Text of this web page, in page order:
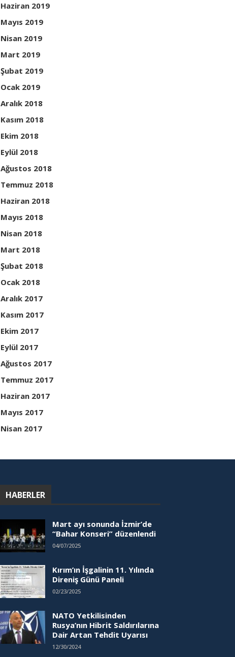
Haziran 2019
Mayıs 2019
Nisan 2019
Mart 2019
Şubat 2019
Ocak 2019
Aralık 2018
Kasım 2018
Ekim 2018
Eylül 2018
Ağustos 2018
Temmuz 2018
Haziran 2018
Mayıs 2018
Nisan 2018
Mart 2018
Şubat 2018
Ocak 2018
Aralık 2017
Kasım 2017
Ekim 2017
Eylül 2017
Ağustos 2017
Temmuz 2017
Haziran 2017
Mayıs 2017
Nisan 2017
HABERLER
Mart ayı sonunda İzmir’de
“Bahar Konseri” düzenlendi
04/07/2025
Kırım’ın İşgalinin 11. Yılında
Direniş Günü Paneli
02/23/2025
NATO Yetkilisinden
Rusya’nın Hibrit Saldırılarına
Dair Artan Tehdit Uyarısı
12/30/2024